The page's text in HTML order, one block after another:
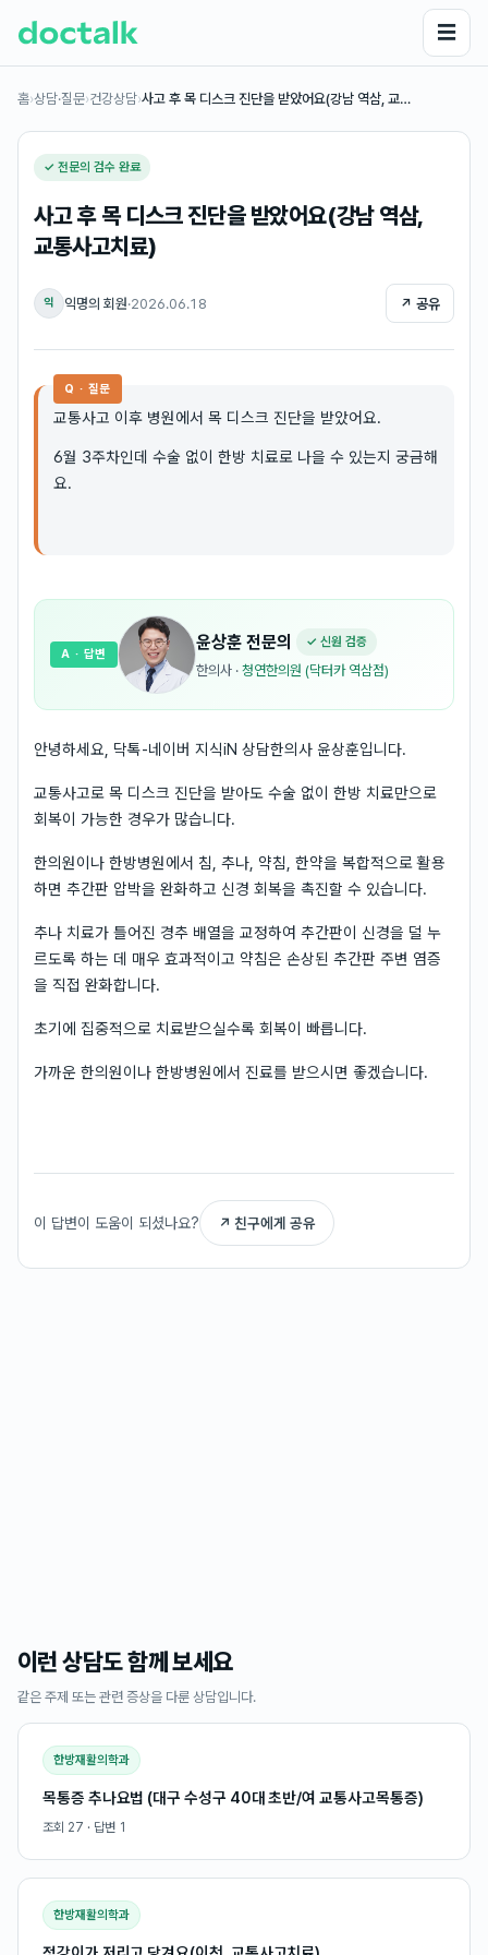
☰
홈›상담·질문›건강상담›사고 후 목 디스크 진단을 받았어요(강남 역삼, 교…
✓ 전문의 검수 완료
사고 후 목 디스크 진단을 받았어요(강남 역삼,
교통사고치료)
익 익명의 회원·2026.06.18 ↗ 공유
Q · 질문
교통사고 이후 병원에서 목 디스크 진단을 받았어요.
6월 3주차인데 수술 없이 한방 치료로 나을 수 있는지 궁금해
요.
윤상훈 전문의 ✓ 신원 검증
한의사 · 청연한의원 (닥터카 역삼점)
A · 답변
안녕하세요, 닥톡-네이버 지식iN 상담한의사 윤상훈입니다.
교통사고로 목 디스크 진단을 받아도 수술 없이 한방 치료만으로
회복이 가능한 경우가 많습니다.
한의원이나 한방병원에서 침, 추나, 약침, 한약을 복합적으로 활용
하면 추간판 압박을 완화하고 신경 회복을 촉진할 수 있습니다.
추나 치료가 틀어진 경추 배열을 교정하여 추간판이 신경을 덜 누
르도록 하는 데 매우 효과적이고 약침은 손상된 추간판 주변 염증
을 직접 완화합니다.
초기에 집중적으로 치료받으실수록 회복이 빠릅니다.
가까운 한의원이나 한방병원에서 진료를 받으시면 좋겠습니다.
이 답변이 도움이 되셨나요? ↗ 친구에게 공유
이런 상담도 함께 보세요
같은 주제 또는 관련 증상을 다룬 상담입니다.
한방재활의학과
목통증 추나요법 (대구 수성구 40대 초반/여 교통사고목통증)
조회 27 · 답변 1
한방재활의학과